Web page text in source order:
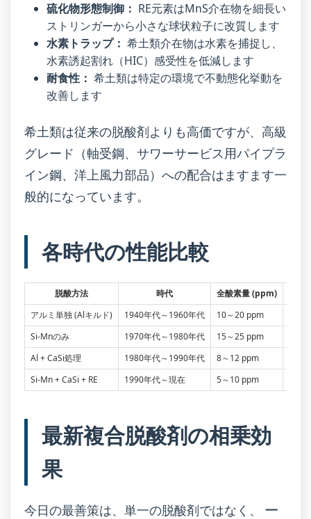
硫化物形態制御： RE元素はMnS介在物を細長い
ストリンガーから小さな球状粒子に改質します
水素トラップ： 希土類介在物は水素を捕捉し、
水素誘起割れ（HIC）感受性を低減します
耐食性： 希土類は特定の環境で不動態化挙動を
改善します
希土類は従来の脱酸剤よりも高価ですが、高級
グレード（軸受鋼、サワーサービス用パイプラ
イン鋼、洋上風力部品）への配合はますます一
般的になっています。
各時代の性能比較
脱酸方法 時代
全酸素量 (ppm)
アルミ単独 (Alキルド)
1940年代～1960年代 10～20 ppm
Si-Mnのみ
1970年代～1980年代 15～25 ppm
Al + CaSi処理
1980年代～1990年代 8～12 ppm
Si-Mn + CaSi + RE
1990年代～現在 5～10 ppm
最新複合脱酸剤の相乗効
果
今日の最善策は、単一の脱酸剤ではなく、 一